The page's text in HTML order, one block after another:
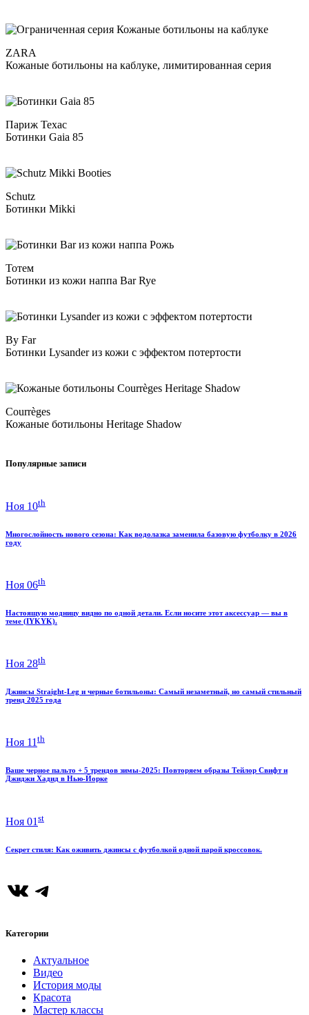
ZARA
Кожаные ботильоны на каблуке, лимитированная серия
Париж Техас
Ботинки Gaia 85
Schutz
Ботинки Mikki
Тотем
Ботинки из кожи наппа Bar Rye
By Far
Ботинки Lysander из кожи с эффектом потертости
Courrèges
Кожаные ботильоны Heritage Shadow
Популярные записи
Ноя 10th
Многослойность нового сезона: Как водолазка заменила базовую футболку в 2026
году
Ноя 06th
Настоящую модницу видно по одной детали. Если носите этот аксессуар — вы в
теме (IYKYK).
Ноя 28th
Джинсы Straight-Leg и черные ботильоны: Самый незаметный, но самый стильный
тренд 2025 года
Ноя 11 th
Ваше черное пальто + 5 трендов зимы-2025: Повторяем образы Тейлор Свифт и
Джиджи Хадид в Нью-Йорке
Ноя 01 st
Секрет стиля: Как оживить джинсы с футболкой одной парой кроссовок.
ВКонтакте
Telegram
Категории
Актуальное
Видео
История моды
Красота
Мастер классы